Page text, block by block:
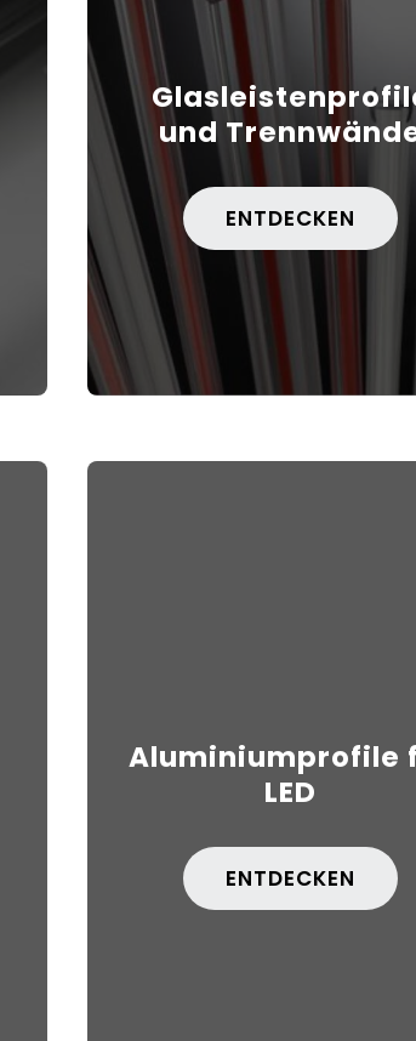
und
ENTDECKEN
Aluminiumprofile
LED
ENTDECKEN